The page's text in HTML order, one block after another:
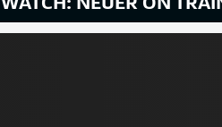
WATCH: NEUER ON